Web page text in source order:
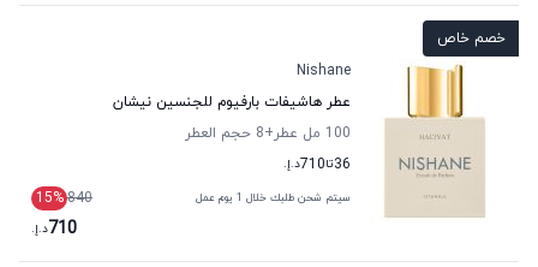
خصم خاص
Nishane
عطر هاشيفات بارفيوم للجنسين نيشان
100 مل عطر
+8
حجم العطر
36تا710د.إ.
سيتم شحن طلبك خلال 1 يوم عمل 840
15%
710د.إ.